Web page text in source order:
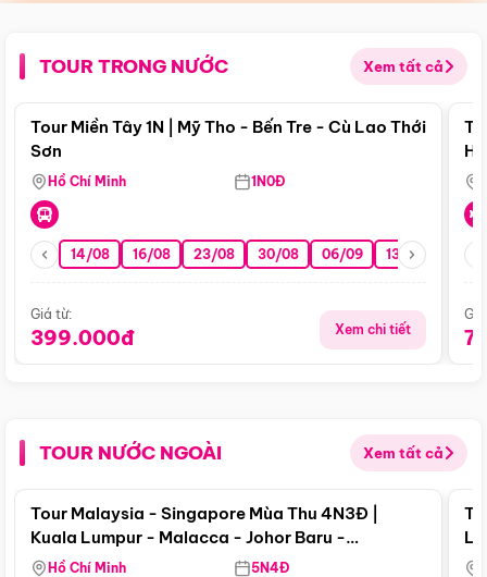
TOUR TRONG NƯỚC Xem tất cả
Điểm nổi bật
Tour Miền Tây 1N | Mỹ Tho - Bến Tre - Cù Lao Thới
Sơn
Hồ Chí Minh 1N0Đ
14/08 16/08 23/08 30/08 06/09 13/09 20/09
Giá từ:
399.000đ Xem chi tiết
TOUR NƯỚC NGOÀI Xem tất cả
Điểm nổi bật
Tour Malaysia - Singapore Mùa Thu 4N3Đ |
Kuala Lumpur - Malacca - Johor Baru -
Singapore
Hồ Chí Minh 5N4Đ